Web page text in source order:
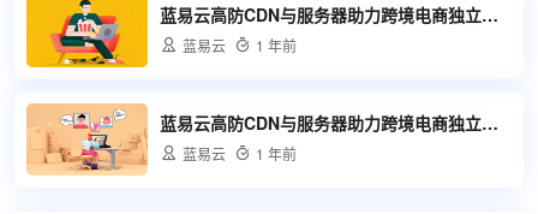
蓝易云高防CDN与服务器助力跨境电商独立站安全快速发展
 蓝易云  1 年前
蓝易云高防CDN与服务器助力跨境电商独立站安全稳定发展
 蓝易云  1 年前